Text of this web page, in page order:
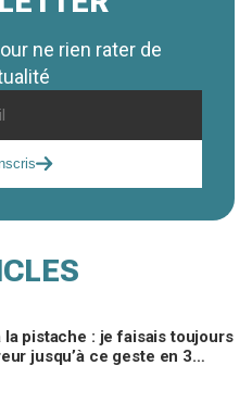
ne rien rater de
la pistache : je faisais toujours
jusqu’à ce geste en 3